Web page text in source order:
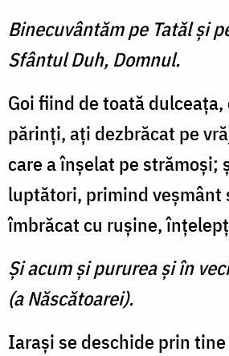
Binecuvântăm pe Tatăl şi
Sfântul Duh, Domnul.
Goi fiind de toată
părinţi, aţi dezbrăcat pe
care a înşelat pe strămoşi;
luptători, primind
îmbrăcat cu ruşine,
Şi acum şi pururea şi în
(a Născătoarei).
Iaraşi se deschide prin